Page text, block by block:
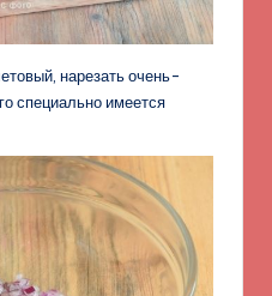
нарезать очень-
специально имеется